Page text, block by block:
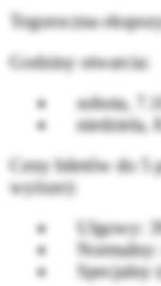
Tegoroczna
Godziny otwarcia:
sobota,
niedziela,
Ceny biletów do
wyższe):
Ulgowy:
Normalny:
Specjalny